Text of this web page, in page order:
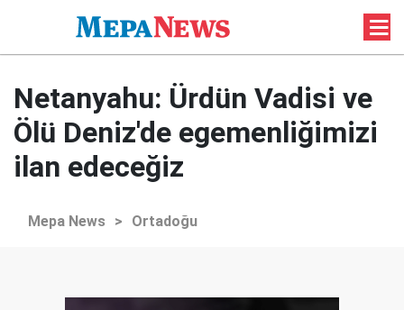
Netanyahu: Ürdün Vadisi ve
Ölü Deniz'de egemenliğimizi
ilan edeceğiz
Mepa News > Ortadoğu